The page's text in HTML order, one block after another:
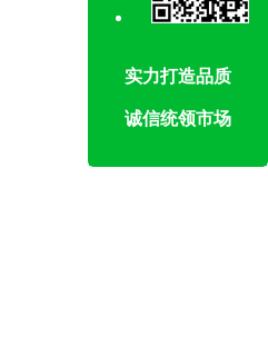
实力打造品质
诚信统领市场